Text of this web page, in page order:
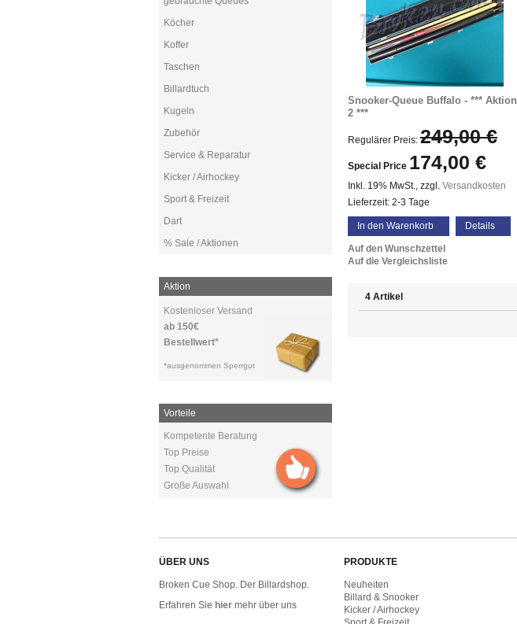
Snooker-Queue Buffalo - *** Aktion
2 ***
Regulärer Preis: 249,00 €
Special Price 174,00 €
Inkl. 19% MwSt., zzgl. Versandkosten
Lieferzeit: 2-3 Tage
In den Warenkorb Details
Auf den Wunschzettel
Auf die Vergleichsliste
4 Artikel
Köcher
Koffer
Taschen
Billardtuch
Kugeln
Zubehör
Service & Reparatur
Kicker / Airhockey
Sport & Freizeit
Dart
% Sale / Aktionen
Aktion
Kostenloser Versand
ab 150€
Bestellwert*
*ausgenommen Sperrgut
Vorteile
Kompetente Beratung
Top Preise
Top Qualität
Große Auswahl
ÜBER UNS
Broken Cue Shop. Der Billardshop.
Erfahren Sie hier mehr über uns
PRODUKTE
Neuheiten
Billard & Snooker
Kicker / Airhockey